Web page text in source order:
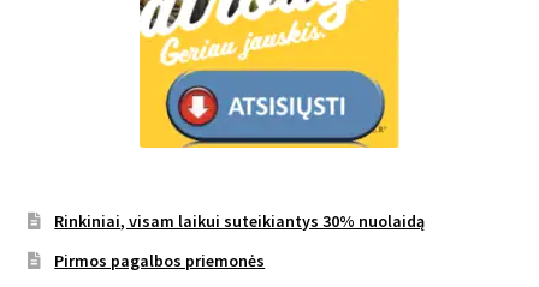
Rinkiniai, visam laikui suteikiantys 30% nuolaidą
Pirmos pagalbos priemonės